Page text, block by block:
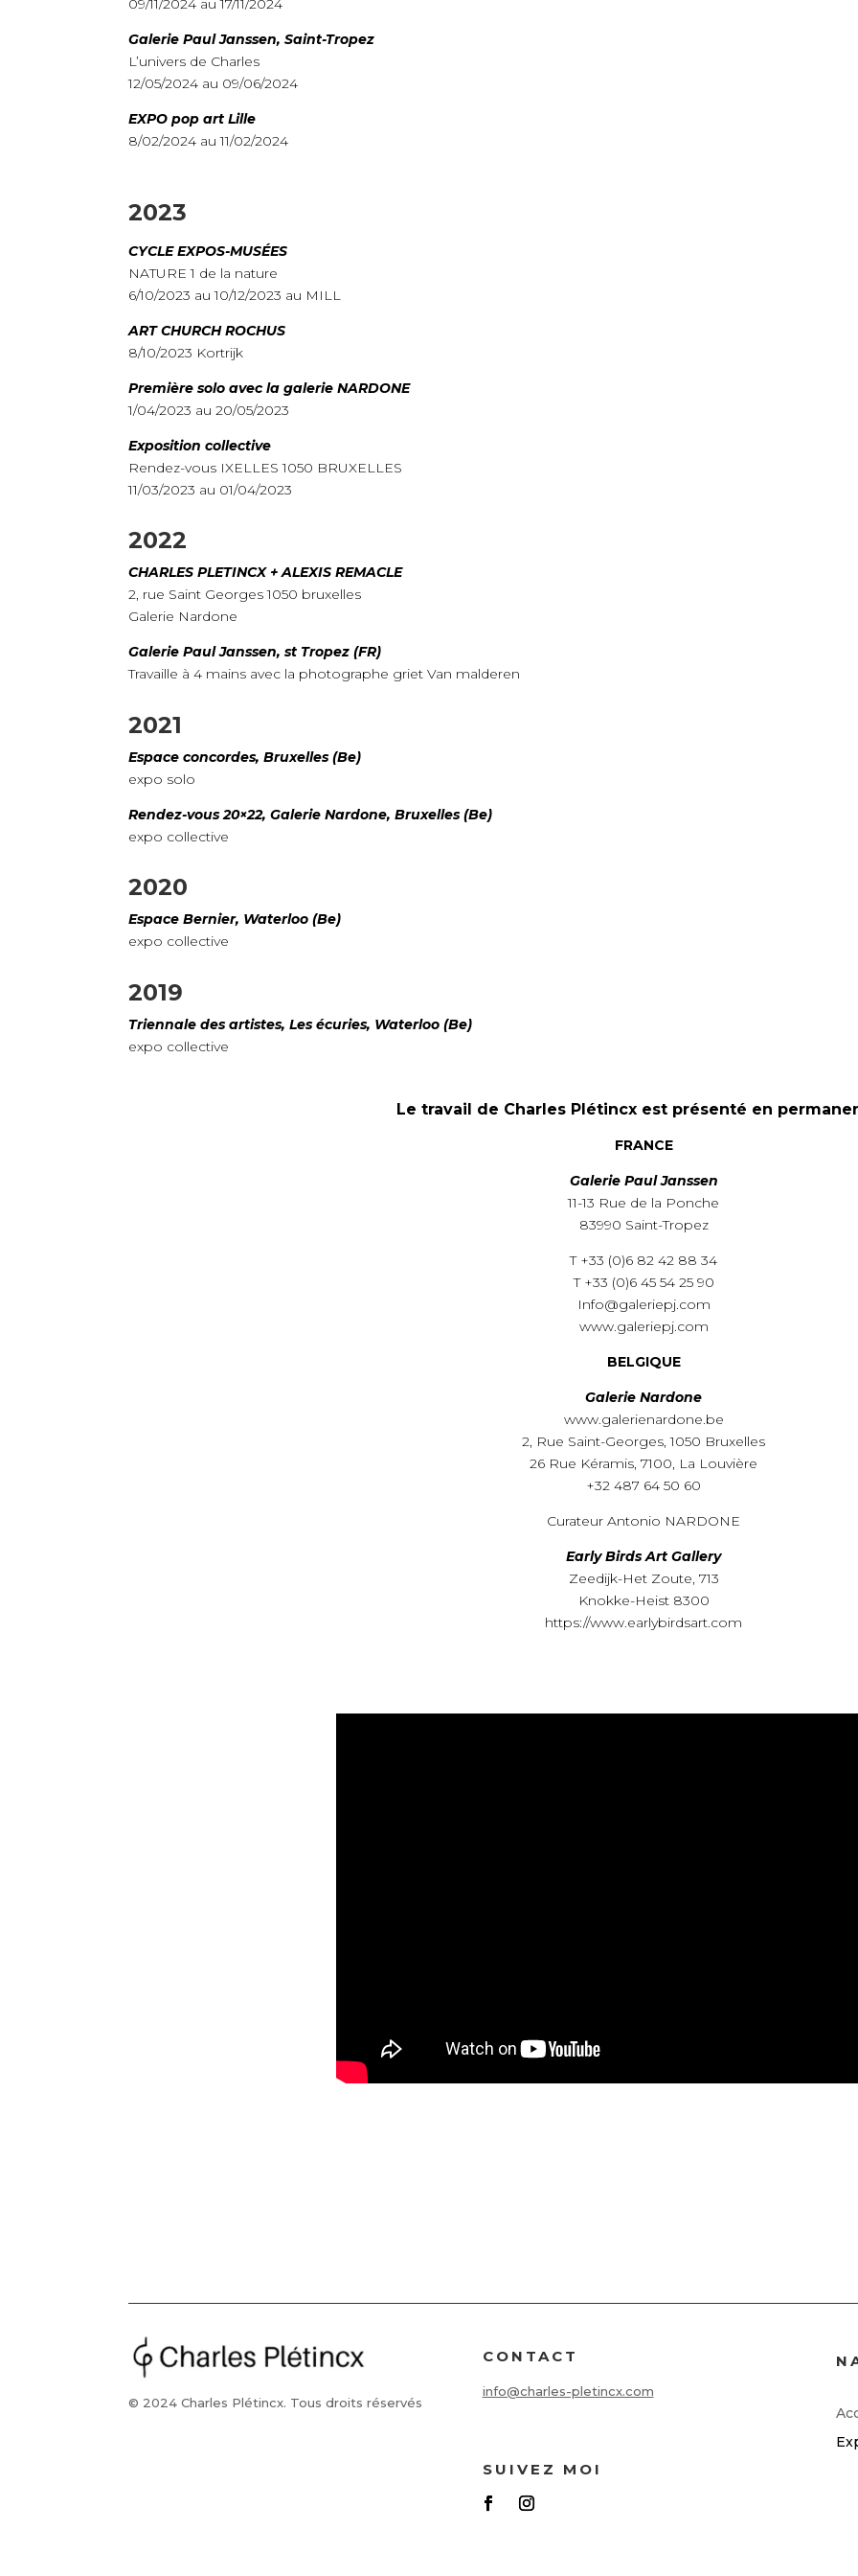
Galerie Paul Janssen, Saint-Tropez
L’univers de Charles
12/05/2024 au 09/06/2024
EXPO pop art Lille
8/02/2024 au 11/02/2024
2023
CYCLE EXPOS-MUSÉES
NATURE 1 de la nature
6/10/2023 au 10/12/2023 au MILL
ART CHURCH ROCHUS
8/10/2023 Kortrijk
Première solo avec la galerie NARDONE
1/04/2023 au 20/05/2023
Exposition collective
Rendez-vous IXELLES 1050 BRUXELLES
11/03/2023 au 01/04/2023
2022
CHARLES PLETINCX + ALEXIS REMACLE
2, rue Saint Georges 1050 bruxelles
Galerie Nardone
Galerie Paul Janssen, st Tropez (FR)
Travaille à 4 mains avec la photographe griet Van malderen
2021
Espace concordes, Bruxelles (Be)
expo solo
Rendez-vous 20×22, Galerie Nardone, Bruxelles (Be)
expo collective
2020
Espace Bernier, Waterloo (Be)
expo collective
2019
Triennale des artistes, Les écuries, Waterloo (Be)
expo collective
Le travail de Charles Plétincx est présenté en
FRANCE
Galerie Paul Janssen
11-13 Rue de la Ponche
83990 Saint-Tropez
T +33 (0)6 82 42 88 34
T +33 (0)6 45 54 25 90
www.galeriepj.com
BELGIQUE
Galerie Nardone
www.galerienardone.be
2, Rue Saint-Georges, 1050 Bruxelles
26 Rue Kéramis, 7100, La Louvière
+32 487 64 50 60
Curateur Antonio NARDONE
Early Birds Art Gallery
Zeedijk-Het Zoute, 713
Knokke-Heist8300
https://www.earlybirdsart.com
© 2024 Charles Plétincx. Tous droits réservés
CONTACT
info@charles-pletincx.com
SUIVEZ MOI